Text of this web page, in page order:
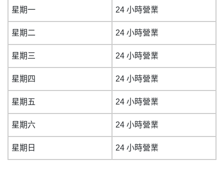
星期一 24 小時營業
星期二 24 小時營業
星期三 24 小時營業
星期四 24 小時營業
星期五 24 小時營業
星期六 24 小時營業
星期日 24 小時營業